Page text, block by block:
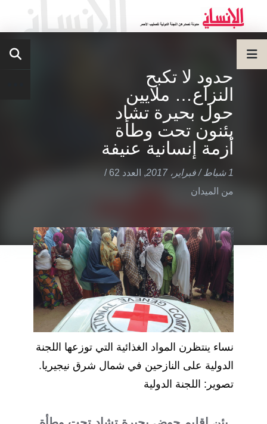
حدود لا تكبح
النزاع… ملايين
حول بحيرة تشاد
يئنون تحت وطأة
أزمة إنسانية عنيفة
1 شباط / فبراير، 2017 , العدد 62
/
من الميدان
نساء ينتظرن المواد الغذائية التي توزعها اللجنة
الدولية على النازحين في شمال شرق نيجيريا.
تصوير: اللجنة الدولية